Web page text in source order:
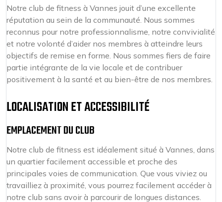
Notre club de fitness à Vannes jouit d’une excellente
réputation au sein de la communauté. Nous sommes
reconnus pour notre professionnalisme, notre convivialité
et notre volonté d’aider nos membres à atteindre leurs
objectifs de remise en forme. Nous sommes fiers de faire
partie intégrante de la vie locale et de contribuer
positivement à la santé et au bien-être de nos membres.
LOCALISATION ET ACCESSIBILITÉ
EMPLACEMENT DU CLUB
Notre club de fitness est idéalement situé à Vannes, dans
un quartier facilement accessible et proche des
principales voies de communication. Que vous viviez ou
travailliez à proximité, vous pourrez facilement accéder à
notre club sans avoir à parcourir de longues distances.